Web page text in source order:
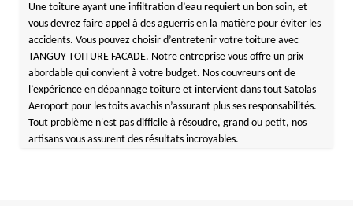
Une toiture ayant une infiltration d’eau requiert un bon soin, et
vous devrez faire appel à des aguerris en la matière pour éviter les
accidents. Vous pouvez choisir d’entretenir votre toiture avec
TANGUY TOITURE FACADE. Notre entreprise vous offre un prix
abordable qui convient à votre budget. Nos couvreurs ont de
l’expérience en dépannage toiture et intervient dans tout Satolas
Aeroport pour les toits avachis n’assurant plus ses responsabilités.
Tout problème n'est pas difficile à résoudre, grand ou petit, nos
artisans vous assurent des résultats incroyables.